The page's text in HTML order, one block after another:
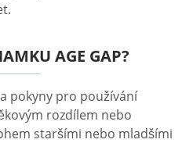
AGE GAP?
pokyny pro používání
rozdílem nebo
staršími nebo mladšími